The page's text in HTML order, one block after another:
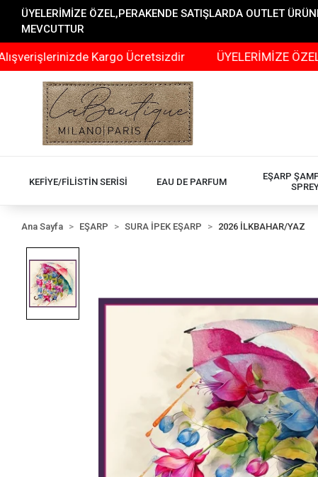
ÜYELERİMİZE ÖZEL,PERAKENDE SATIŞLARDA OUTLET
MEVCUTTUR
Kargo Ücretsizdir ÜYELERİMİZE
KEFİYE/FİLİSTİN SERİSİ EAU DE PARFUM
EŞARP
Ana Sayfa EŞARP SURA İPEK EŞARP 2026 İLKBAHAR/YAZ